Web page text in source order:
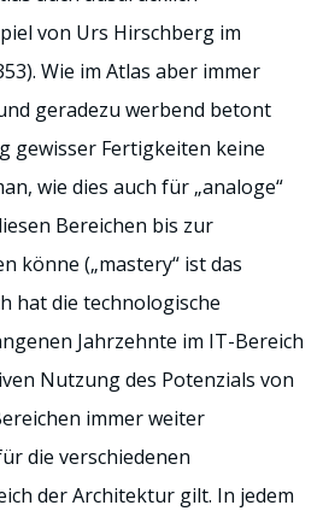
von Urs Hirschberg im
Wie im Atlas aber immer
geradezu werbend betont
gewisser Fertigkeiten keine
wie dies auch für „analoge“
Bereichen bis zur
könne („mastery“ ist das
hat die technologische
Jahrzehnte im IT-Bereich
Nutzung des Potenzials von
immer weiter
die verschiedenen
der Architektur gilt. In jedem